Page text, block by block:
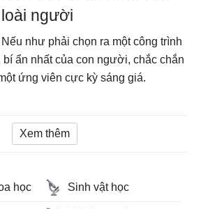
loài người
Nếu như phải chọn ra một công trình
bí ẩn nhất của con người, chắc chắn
ứng viên cực kỳ sáng giá.
Xem thêm
học Sinh vật học